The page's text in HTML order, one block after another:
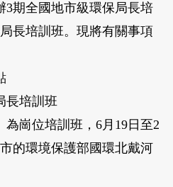
3期全國地市級環保局長培
長培訓班。現將有關事項
長培訓班
為崗位培訓班， 6月 19日至2
的環境保護部國環北戴河